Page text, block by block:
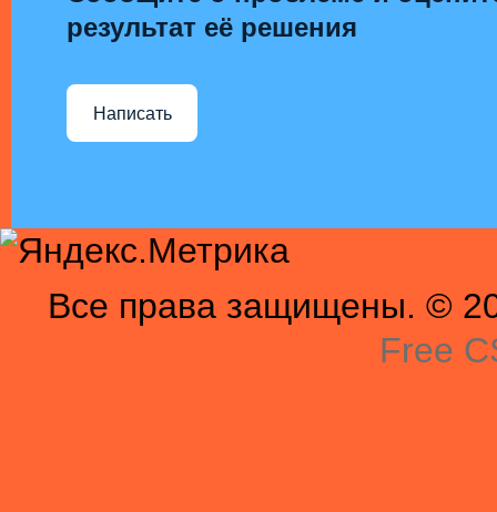
результат её решения
Написать
Все права защищены. ©
Free